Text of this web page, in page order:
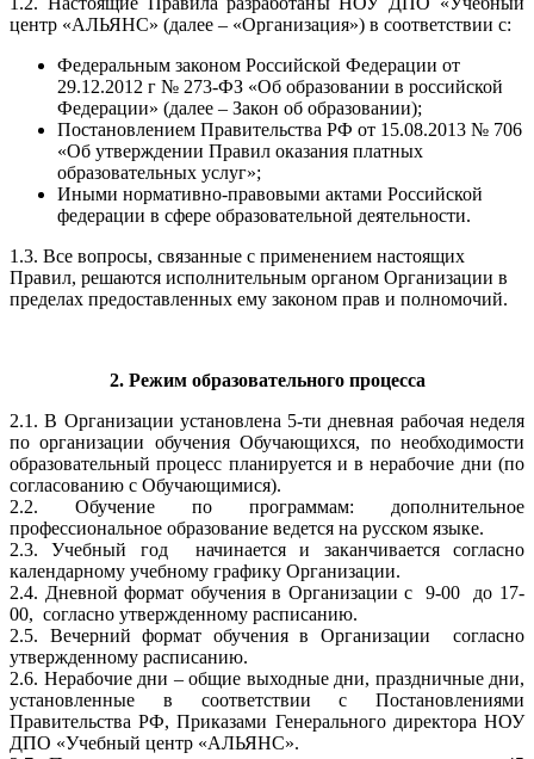
центр «АЛЬЯНС» (далее – «Организация») в соответствии с:
Федеральным законом Российской Федерации от
29.12.2012 г № 273-ФЗ «Об образовании в российской
Федерации» (далее – Закон об образовании);
Постановлением Правительства РФ от 15.08.2013 № 706
«Об утверждении Правил оказания платных
образовательных услуг»;
Иными нормативно-правовыми актами Российской
федерации в сфере образовательной деятельности.
1.3. Все вопросы, связанные с применением настоящих
Правил, решаются исполнительным органом Организации в
пределах предоставленных ему законом прав и полномочий.
2. Режим образовательного процесса
2.1. В Организации установлена 5-ти дневная рабочая неделя
по организации обучения Обучающихся, по необходимости
образовательный процесс планируется и в нерабочие дни (по
согласованию с Обучающимися).
2.2. Обучение по программам: дополнительное
профессиональное образование ведется на русском языке.
2.3. Учебный год начинается и заканчивается согласно
календарному учебному графику Организации.
2.4. Дневной формат обучения в Организации с 9-00 до 17-
00, согласно утвержденному расписанию.
2.5. Вечерний формат обучения в Организации согласно
утвержденному расписанию.
2.6. Нерабочие дни – общие выходные дни, праздничные дни,
установленные в соответствии с Постановлениями
Правительства РФ, Приказами Генерального директора НОУ
ДПО «Учебный центр «АЛЬЯНС».